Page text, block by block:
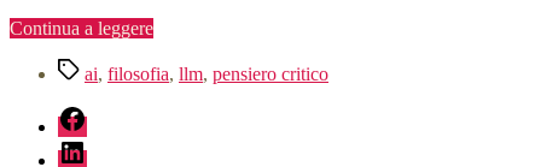
Continua a leggere“Farsi
dai
Tag ai, filosofia, llm, pensiero critico
fb
linkedin